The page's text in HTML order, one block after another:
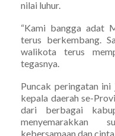
nilai luhur.
“Kami bangga adat
terus berkembang.
walikota terus
tegasnya.
Puncak peringatan
kepala daerah se-
dari berbagai
menyemarakkan
kebersamaan dan